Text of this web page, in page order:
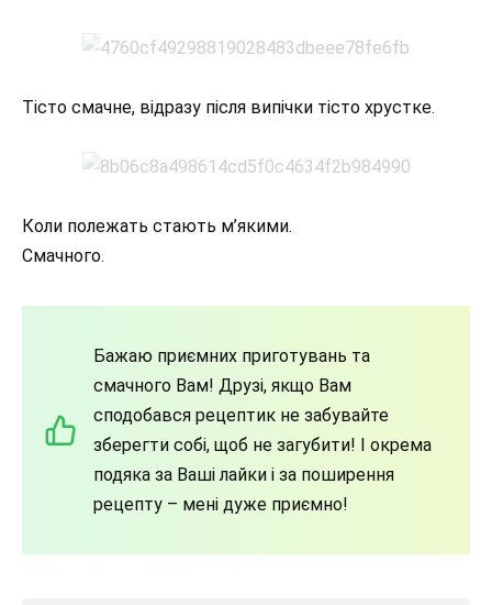
Тісто смачне, відразу після випічки тісто хрустке.
Коли полежать стають м’якими.
Смачного.
Бажаю приємних приготувань та
смачного Вам! Друзі, якщо Вам
сподобався рецептик не забувайте
зберегти собі, щоб не загубити! І окрема
подяка за Ваші лайки і за поширення
рецепту – мені дуже приємно!